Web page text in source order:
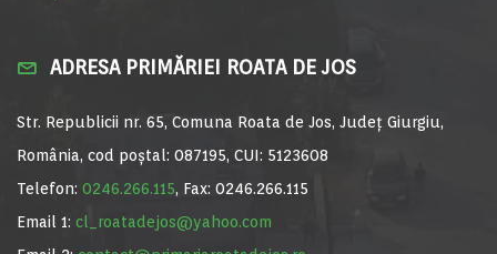
ADRESA PRIMĂRIEI ROATA DE JOS
Str. Republicii nr. 65, Comuna Roata de Jos, Județ Giurgiu,
România, cod poștal: 087195, CUI: 5123608
Telefon: 0246.266.115, Fax: 0246.266.115
Email 1: cl_roatadejos@yahoo.com